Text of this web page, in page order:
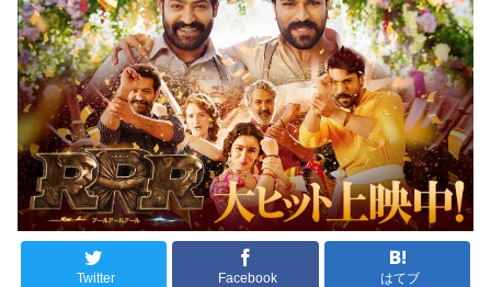
Twitter Facebook はてブ